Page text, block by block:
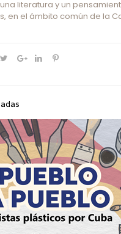
literatura y un
en el ámbito común de la